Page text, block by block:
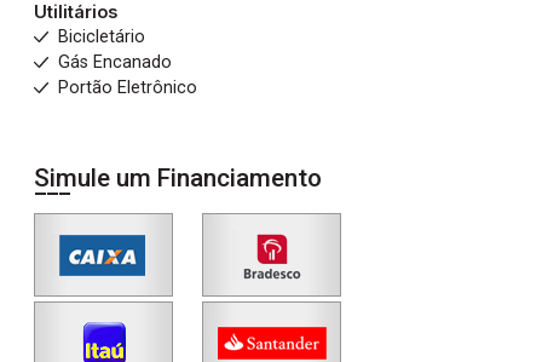
Utilitários
Bicicletário
Gás Encanado
Portão Eletrônico
Simule um Financiamento